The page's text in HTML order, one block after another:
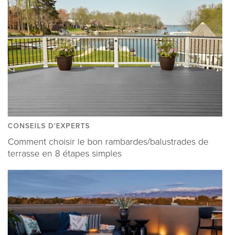
CONSEILS D’EXPERTS
Comment choisir le bon rambardes/balustrades de
terrasse en 8 étapes simples